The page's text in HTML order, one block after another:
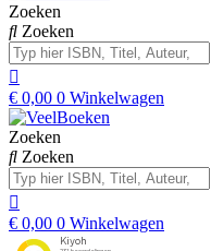
Zoeken
Zoeken
€ 0,00 0 Winkelwagen
Zoeken
Zoeken
€ 0,00 0 Winkelwagen